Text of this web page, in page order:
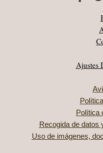
Ajustes
Política
Recogida de datos
Uso de imágenes,